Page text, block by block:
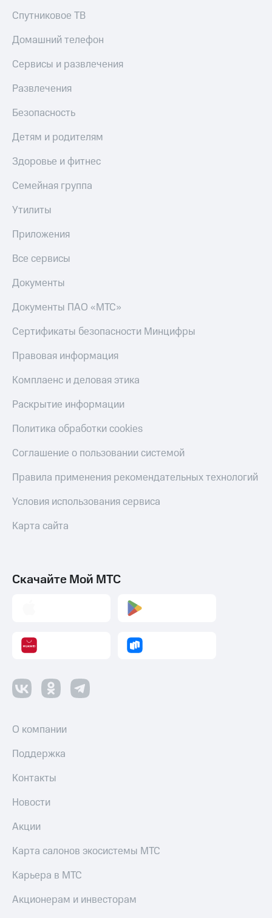
Спутниковое ТВ
Домашний телефон
Сервисы и развлечения
Развлечения
Безопасность
Детям и родителям
Здоровье и фитнес
Семейная группа
Утилиты
Приложения
Все сервисы
Документы
Документы ПАО «МТС»
Сертификаты безопасности Минцифры
Правовая информация
Комплаенс и деловая этика
Раскрытие информации
Политика обработки cookies
Соглашение о пользовании системой
Правила применения рекомендательных технологий
Условия использования сервиса
Карта сайта
Скачайте Мой МТС
О компании
Поддержка
Контакты
Новости
Акции
Карта салонов экосистемы МТС
Карьера в МТС
Акционерам и инвесторам